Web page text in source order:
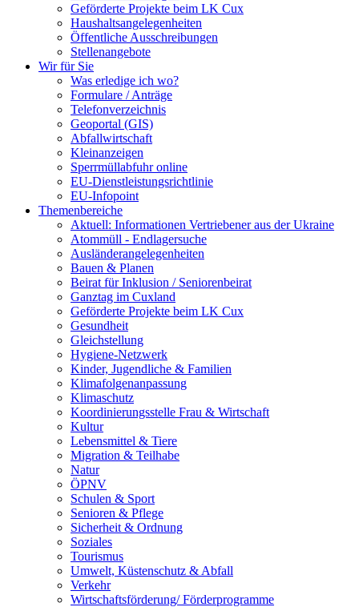
Geförderte Projekte beim LK Cux
Haushaltsangelegenheiten
Öffentliche Ausschreibungen
Stellenangebote
Wir für Sie
Was erledige ich wo?
Formulare / Anträge
Telefonverzeichnis
Geoportal (GIS)
Abfallwirtschaft
Kleinanzeigen
Sperrmüllabfuhr online
EU-Dienstleistungsrichtlinie
EU-Infopoint
Themenbereiche
Aktuell: Informationen Vertriebener aus der Ukraine
Atommüll - Endlagersuche
Ausländerangelegenheiten
Bauen & Planen
Beirat für Inklusion / Seniorenbeirat
Ganztag im Cuxland
Geförderte Projekte beim LK Cux
Gesundheit
Gleichstellung
Hygiene-Netzwerk
Kinder, Jugendliche & Familien
Klimafolgenanpassung
Klimaschutz
Koordinierungsstelle Frau & Wirtschaft
Kultur
Lebensmittel & Tiere
Migration & Teilhabe
Natur
ÖPNV
Schulen & Sport
Senioren & Pflege
Sicherheit & Ordnung
Soziales
Tourismus
Umwelt, Küstenschutz & Abfall
Verkehr
Wirtschaftsförderung/ Förderprogramme